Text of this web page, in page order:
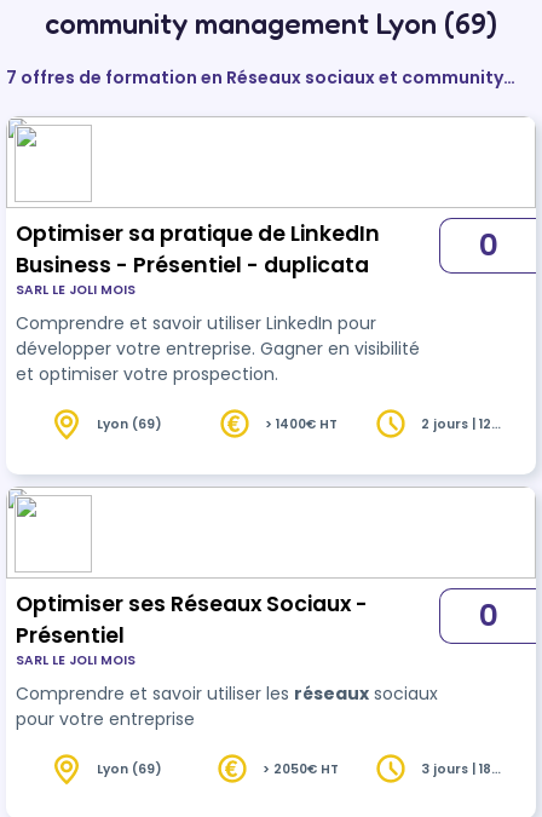
community management Lyon (69)
7 offres de formation en Réseaux sociaux et community
management
Optimiser sa pratique de LinkedIn
Business - Présentiel - duplicata
SARL LE JOLI MOIS
Comprendre et savoir utiliser LinkedIn pour
développer votre entreprise. Gagner en visibilité
et optimiser votre prospection.
0
Lyon (69) > 1400€ HT
2 jours | 12
Optimiser ses Réseaux Sociaux -
Présentiel
SARL LE JOLI MOIS
Comprendre et savoir utiliser les réseaux sociaux
pour votre entreprise
0
Lyon (69) > 2050€ HT
3 jours | 18